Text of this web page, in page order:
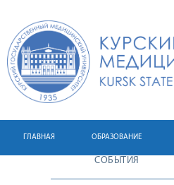
ГЛАВНАЯ ОБРАЗОВАНИЕ
СОБЫТИЯ